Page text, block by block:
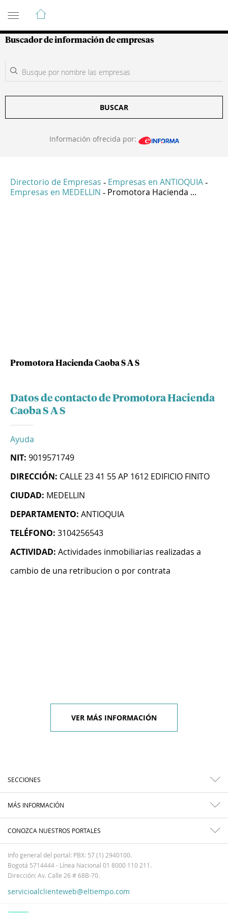
Guía de Empresas Colombianas
Buscador de información de empresas
BUSCAR
Información ofrecida por:
Directorio de Empresas - Empresas en ANTIOQUIA -
Empresas en MEDELLIN - Promotora Hacienda ...
Promotora Hacienda Caoba S A S
Datos de contacto de Promotora Hacienda
Caoba S A S
Ayuda
NIT: 9019571749
DIRECCIÓN: CALLE 23 41 55 AP 1612 EDIFICIO FINITO
CIUDAD: MEDELLIN
DEPARTAMENTO: ANTIOQUIA
TELÉFONO: 3104256543
ACTIVIDAD: Actividades inmobiliarias realizadas a
cambio de una retribucion o por contrata
VER MÁS INFORMACIÓN
SECCIONES
MÁS INFORMACIÓN
CONOZCA NUESTROS PORTALES
Info general del portal: PBX: 57 (1) 2940100.
Bogotá 5714444 - Línea Nacional 01 8000 110 211.
Dirección: Av. Calle 26 # 68B-70.
servicioalclienteweb@eltiempo.com